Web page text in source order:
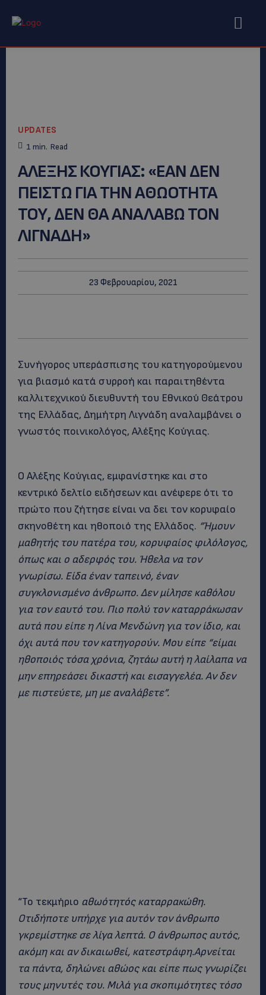
UPDATES
1 min. Read
AΛΕΞΗΣ ΚΟΥΓΙΑΣ: «ΕΑΝ ΔΕΝ
ΠΕΙΣΤΩ ΓΙΑ ΤΗΝ ΑΘΩΟΤΗΤΑ
ΤΟΥ, ΔΕΝ ΘΑ ΑΝΑΛΑΒΩ ΤΟΝ
ΛΙΓΝΑΔΗ»
23 Φεβρουαρίου, 2021
Συνήγορος υπεράσπισης του κατηγορούμενου
για βιασμό κατά συρροή και παραιτηθέντα
καλλιτεχνικού διευθυντή του Εθνικού Θεάτρου
της Ελλάδας, Δημήτρη Λιγνάδη αναλαμβάνει ο
γνωστός ποινικολόγος, Αλέξης Κούγιας.
Ο Αλέξης Κούγιας, εμφανίστηκε και στο
κεντρικό δελτίο ειδήσεων και ανέφερε ότι το
πρώτο που ζήτησε είναι να δει τον κορυφαίο
σκηνοθέτη και ηθοποιό της Ελλάδος. “Ήμουν
μαθητής του πατέρα του, κορυφαίος φιλόλογος,
όπως και ο αδερφός του. Ήθελα να τον
γνωρίσω. Είδα έναν ταπεινό, έναν
συγκλονισμένο άνθρωπο. Δεν μίλησε καθόλου
για τον εαυτό του. Πιο πολύ τον καταρράκωσαν
αυτά που είπε η Λίνα Μενδώνη για τον ίδιο, και
όχι αυτά που τον κατηγορούν. Μου είπε “είμαι
ηθοποιός τόσα χρόνια, ζητάω αυτή η λαίλαπα να
μην επηρεάσει δικαστή και εισαγγελέα. Αν δεν
με πιστεύετε, μη με αναλάβετε”.
“Το τεκμήριο αθωότητός καταρρακώθη.
Οτιδήποτε υπήρχε για αυτόν τον άνθρωπο
γκρεμίστηκε σε λίγα λεπτά. Ο άνθρωπος αυτός,
ακόμη και αν δικαιωθεί, κατεστράφη.Αρνείται
τα πάντα, δηλώνει αθώος και είπε πως γνωρίζει
τους μηνυτές του. Μιλά για σκοπιμότητες τόσο